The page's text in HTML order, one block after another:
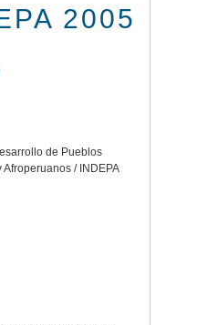
2005
de Pueblos
/ INDEPA